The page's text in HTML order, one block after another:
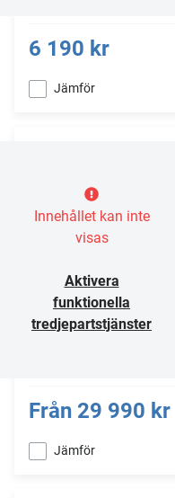
6 190 kr
Jämför
Innehållet kan inte
visas
Aktivera
funktionella
tredjepartstjänster
Från 29 990 kr
Jämför